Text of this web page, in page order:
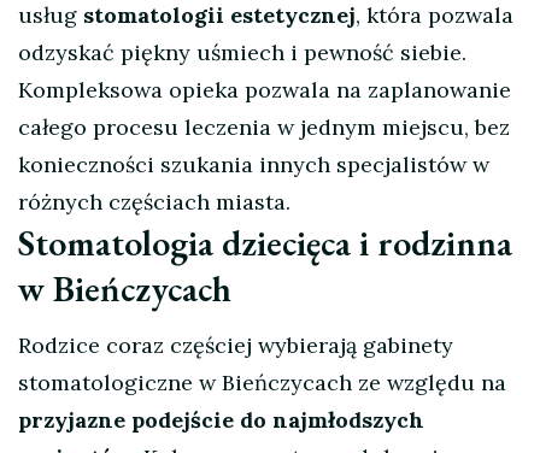
usług stomatologii estetycznej, która pozwala
odzyskać piękny uśmiech i pewność siebie.
Kompleksowa opieka pozwala na zaplanowanie
całego procesu leczenia w jednym miejscu, bez
konieczności szukania innych specjalistów w
różnych częściach miasta.
Stomatologia dziecięca i rodzinna
w Bieńczycach
Rodzice coraz częściej wybierają gabinety
stomatologiczne w Bieńczycach ze względu na
przyjazne podejście do najmłodszych